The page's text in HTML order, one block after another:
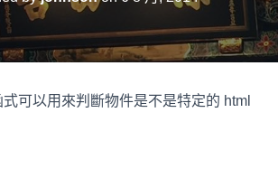
I
G
I
可以用來判斷物件是不是特定的 html